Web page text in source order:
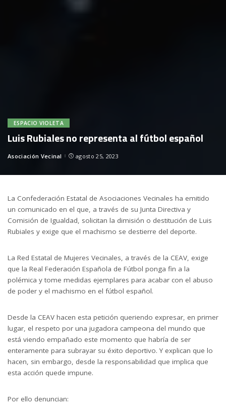
ESPACIO VIOLETA
Luis Rubiales no representa al fútbol español
Posted
Asociación Vecinal agosto 25, 2023
La Confederación Estatal de Asociaciones Vecinales ha emitido
un comunicado en el que, a través de su Junta Directiva y
Comisión de Igualdad, solicitan la dimisión o destitución de Luis
Rubiales y exige que el machismo se destierre del deporte.
La Red Estatal de Mujeres Vecinales, a través de la CEAV, exige
que la Real Federación Española de Fútbol ponga fin a la
polémica y tome medidas ejemplares para acabar con el abuso
de poder y el machismo en el fútbol español.
Desde la CEAV hacen esta petición queriendo expresar, en primer
lugar, el respeto por una jugadora campeona del mundo que
está viendo empañado este momento que habría de ser
enteramente para subrayar su éxito deportivo. Y explican que lo
hacen, sin embargo, desde la responsabilidad que implica que
esta acción quede impune.
Por ello denuncian: